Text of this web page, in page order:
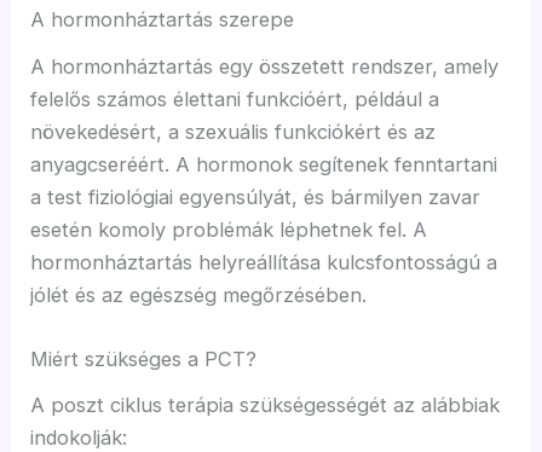
A hormonháztartás szerepe
A hormonháztartás egy összetett rendszer, amely
felelős számos élettani funkcióért, például a
növekedésért, a szexuális funkciókért és az
anyagcseréért. A hormonok segítenek fenntartani
a test fiziológiai egyensúlyát, és bármilyen zavar
esetén komoly problémák léphetnek fel. A
hormonháztartás helyreállítása kulcsfontosságú a
jólét és az egészség megőrzésében.
Miért szükséges a PCT?
A poszt ciklus terápia szükségességét az alábbiak
indokolják: